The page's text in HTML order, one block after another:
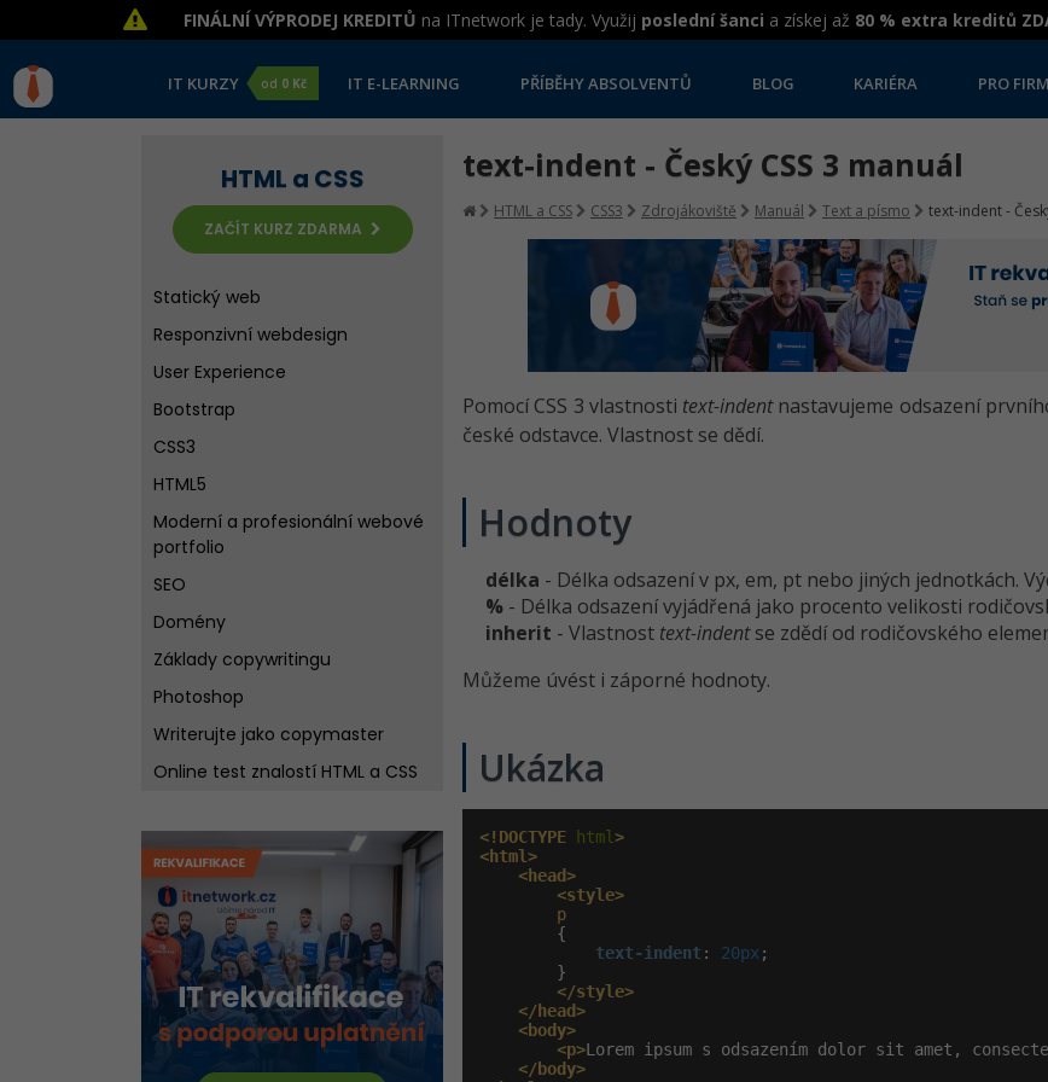
FINÁLNÍ VÝPRODEJ KREDITŮ na ITnetwork je tady. Využij poslední šanci a získej až 80 % extra kreditů
IT KURZY od 0 Kč IT E-LEARNING PŘÍBĚHY ABSOLVENTŮ BLOG KARIÉRA PRO
HTML a CSS
ZAČÍT KURZ ZDARMA
Statický web
Responzivní webdesign
User Experience
Bootstrap
CSS3
HTML5
Moderní a profesionální webové
portfolio
SEO
Domény
Základy copywritingu
Photoshop
Writerujte jako copymaster
Online test znalostí HTML a CSS
text-indent - Český CSS 3 manuál
HTML a CSS CSS3 Zdrojákoviště Manuál Text a písmo text-indent -
Pomocí CSS 3 vlastnosti text-indentnastavujeme odsazení
české odstavce. Vlastnost se dědí.
Hodnoty
délka - Délka odsazení v px, em, pt nebo jiných jednotkách.
% - Délka odsazení vyjádřená jako procento velikosti
inherit - Vlastnost text-indentse zdědí od rodičovského
Můžeme úvést i záporné hodnoty.
Ukázka
<!DOCTYPE html >
<html>
<head>
<style>
p
        {
text-indent : 20px ;
        }
</style>
</head>
<body>
<p>Lorem ipsum s odsazením dolor sit amet,
</body>